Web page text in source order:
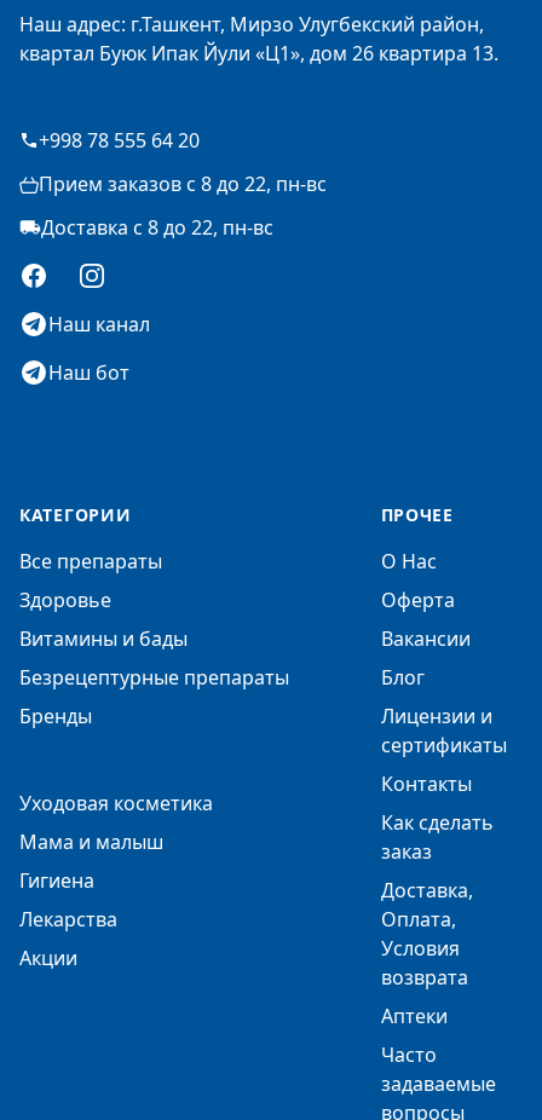
Наш адрес: г.Ташкент, Мирзо Улугбекский район,
квартал Буюк Ипак Йули «Ц1», дом 26 квартира 13.
+998 78 555 64 20
Прием заказов с 8 до 22, пн-вс
Доставка с 8 до 22, пн-вс
FacebookInstagram
Наш канал
Наш бот
КАТЕГОРИИ
Все препараты
Здоровье
Витамины и бады
Безрецептурные препараты
Бренды
Уходовая косметика
Мама и малыш
Гигиена
Лекарства
Акции
ПРОЧЕЕ
О Нас
Оферта
Вакансии
Блог
Лицензии и
сертификаты
Контакты
Как сделать
заказ
Доставка,
Оплата,
Условия
возврата
Аптеки
Часто
задаваемые
вопросы